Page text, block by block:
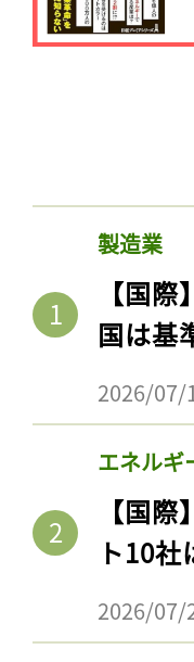
製造業
【国
国は基
2026/07/
エネルギ
【国
ト10
2026/07/